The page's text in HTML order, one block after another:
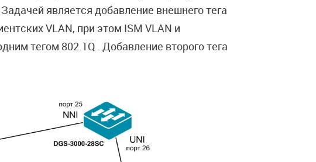
является добавление внешнего тега
VLAN, при этом ISM VLAN и
тегом 802.1Q . Добавление второго тега